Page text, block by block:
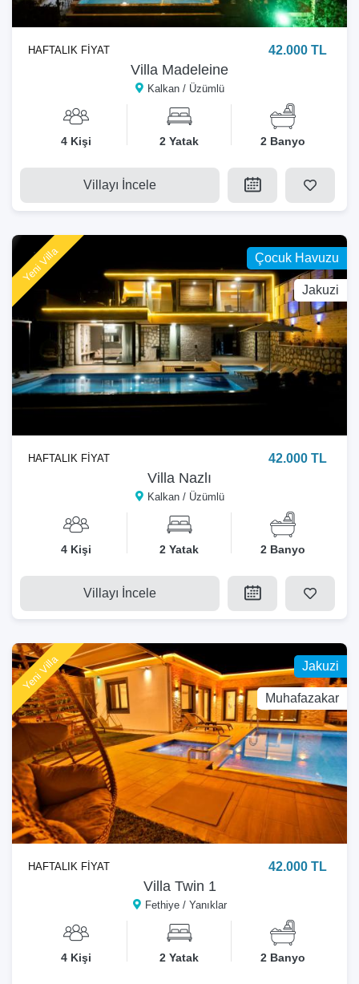
Villa Madeleine
Kalkan / Üzümlü
HAFTALIK FİYAT 42.000 TL
4 Kişi 2 Yatak 2 Banyo
Villayı İncele
Çocuk Havuzu
Jakuzi
Yeni Villa
Villa Nazlı
Kalkan / Üzümlü
HAFTALIK FİYAT 42.000 TL
4 Kişi 2 Yatak 2 Banyo
Villayı İncele
Jakuzi
Muhafazakar
Yeni Villa
Villa Twin 1
Fethiye / Yanıklar
HAFTALIK FİYAT 42.000 TL
4 Kişi 2 Yatak 2 Banyo